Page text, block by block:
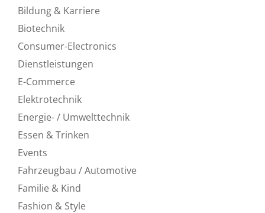
Bildung & Karriere
Biotechnik
Consumer-Electronics
Dienstleistungen
E-Commerce
Elektrotechnik
Energie- / Umwelttechnik
Essen & Trinken
Events
Fahrzeugbau / Automotive
Familie & Kind
Fashion & Style